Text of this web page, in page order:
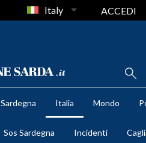
Italy ACCEDI
Sardegna Italia Mondo
Sos Sardegna Incidenti